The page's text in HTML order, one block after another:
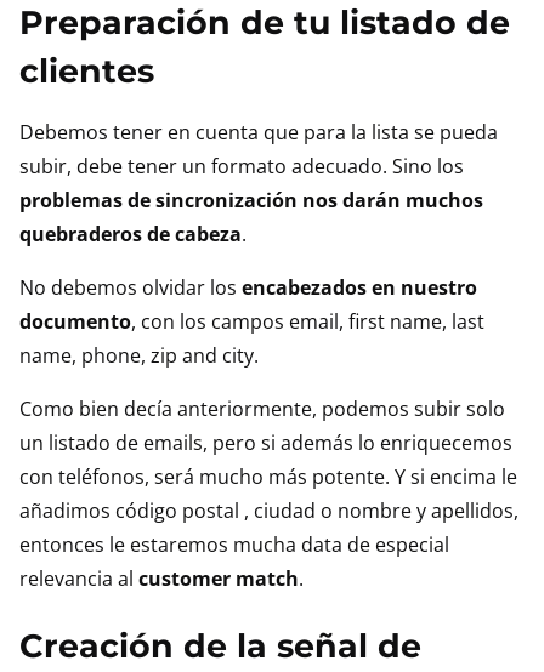
Preparación de tu listado de
clientes
Debemos tener en cuenta que para la lista se pueda
subir, debe tener un formato adecuado. Sino los
problemas de sincronización nos darán muchos
quebraderos de cabeza.
No debemos olvidar los encabezados en nuestro
documento, con los campos email, first name, last
name, phone, zip and city.
Como bien decía anteriormente, podemos subir solo
un listado de emails, pero si además lo enriquecemos
con teléfonos, será mucho más potente. Y si encima le
añadimos código postal , ciudad o nombre y apellidos,
entonces le estaremos mucha data de especial
relevancia al customer match.
Creación de la señal de